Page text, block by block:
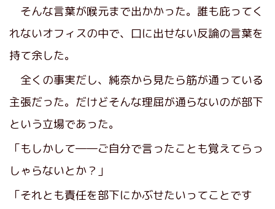
そんな言葉が喉元まで出かかった。誰も庇ってく
れないオフィスの中で、口に出せない反論の言葉を
持て余した。
全くの事実だし、純奈から見たら筋が通っている
主張だった。だけどそんな理屈が通らないのが部下
という立場であった。
「もしかして――ご自分で言ったことも覚えてらっ
しゃらないとか？」
「それとも責任を部下にかぶせたいってことです